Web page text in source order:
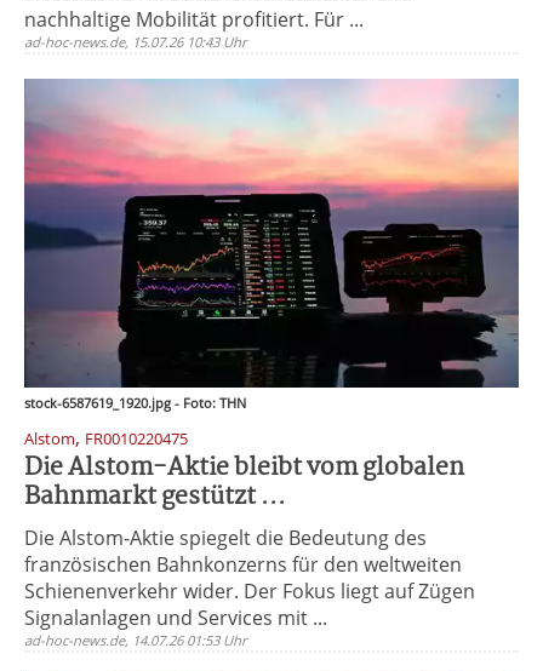
nachhaltige Mobilität profitiert. Für ...
ad-hoc-news.de, 15.07.26 10:43 Uhr
stock-6587619_1920.jpg - Foto: THN
Alstom, FR0010220475
Die Alstom-Aktie bleibt vom globalen
Bahnmarkt gestützt ...
Die Alstom-Aktie spiegelt die Bedeutung des
französischen Bahnkonzerns für den weltweiten
Schienenverkehr wider. Der Fokus liegt auf Zügen
Signalanlagen und Services mit ...
ad-hoc-news.de, 14.07.26 01:53 Uhr